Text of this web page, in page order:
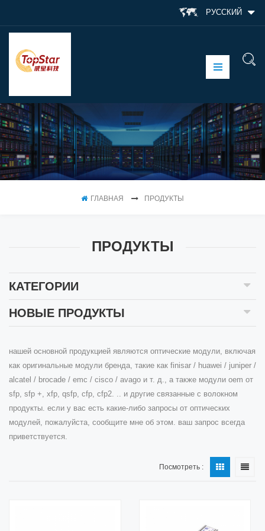
РУССКИЙ
ГЛАВНАЯ ПРОДУКТЫ
ПРОДУКТЫ
КАТЕГОРИИ
НОВЫЕ ПРОДУКТЫ
нашей основной продукцией являются оптические модули, включая
как оригинальные модули бренда, такие как finisar / huawei / juniper /
alcatel / brocade / emc / cisco / avago и т. д., а также модули oem от
sfp, sfp +, xfp, qsfp, cfp, cfp2. .. и другие связанные с волокном
продукты. если у вас есть какие-либо запросы от оптических
модулей, пожалуйста, сообщите мне об этом. ваш запрос всегда
приветствуется.
Посмотреть :